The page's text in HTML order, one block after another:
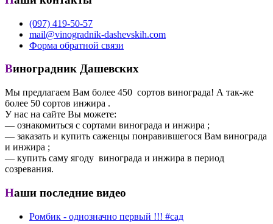
(097) 419-50-57
mail@vinogradnik-dashevskih.com
Форма обратной связи
Виноградник Дашевских
Мы предлагаем Вам более 450 сортов винограда! А так-же
более 50 сортов инжира .
У нас на сайте Вы можете:
— ознакомиться с сортами винограда и инжира ;
— заказать и купить саженцы понравившегося Вам винограда
и инжира ;
— купить саму ягоду винограда и инжира в период
созревания.
Наши последние видео
Ромбик - однозначно первый !!! #сад